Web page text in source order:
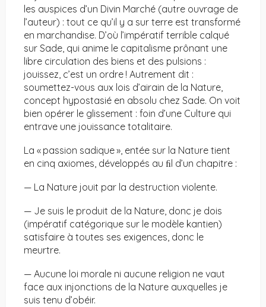
les auspices d’un Divin Marché (autre ouvrage de
l’auteur) : tout ce qu’il y a sur terre est transformé
en marchandise. D’où l’impératif terrible calqué
sur Sade, qui anime le capitalisme prônant une
libre circulation des biens et des pulsions :
jouissez, c’est un ordre ! Autrement dit :
soumettez-vous aux lois d’airain de la Nature,
concept hypostasié en absolu chez Sade. On voit
bien opérer le glissement : foin d’une Culture qui
entrave une jouissance totalitaire.
La « passion sadique », entée sur la Nature tient
en cinq axiomes, développés au ﬁl d’un chapitre :
— La Nature jouit par la destruction violente.
— Je suis le produit de la Nature, donc je dois
(impératif catégorique sur le modèle kantien)
satisfaire à toutes ses exigences, donc le
meurtre.
— Aucune loi morale ni aucune religion ne vaut
face aux injonctions de la Nature auxquelles je
suis tenu d’obéir.